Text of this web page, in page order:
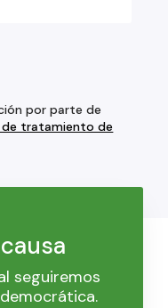
por parte de
tratamiento de
seguiremos